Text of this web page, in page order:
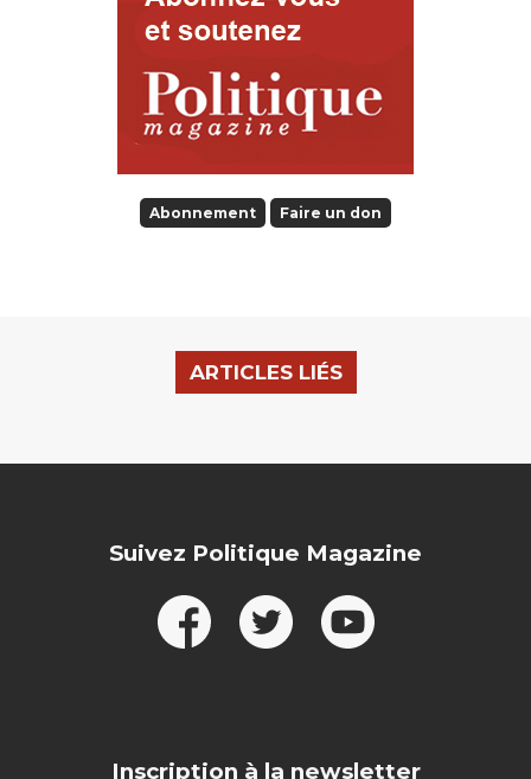
Abonnement Faire un don
ARTICLES LIÉS
Suivez Politique Magazine
Inscription à la newsletter